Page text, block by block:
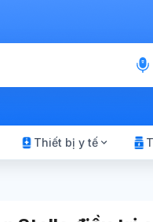
Thiết bị y tế